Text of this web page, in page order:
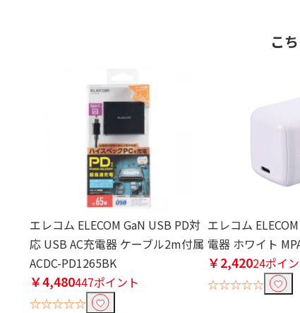
こ
エレコム ELECOM GaN USB PD対
応 USB AC充電器 ケーブル2m付属
ACDC-PD1265BK
￥4,480447ポイント
☆☆☆☆☆
エレコム
電器 ホワイト
￥2,42024ポイ
☆☆☆☆☆